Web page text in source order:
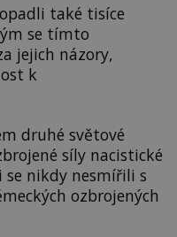
také tisíce
se tímto
jejich názory,
k
druhé světové
síly nacistické
nikdy nesmířili s
ozbrojených